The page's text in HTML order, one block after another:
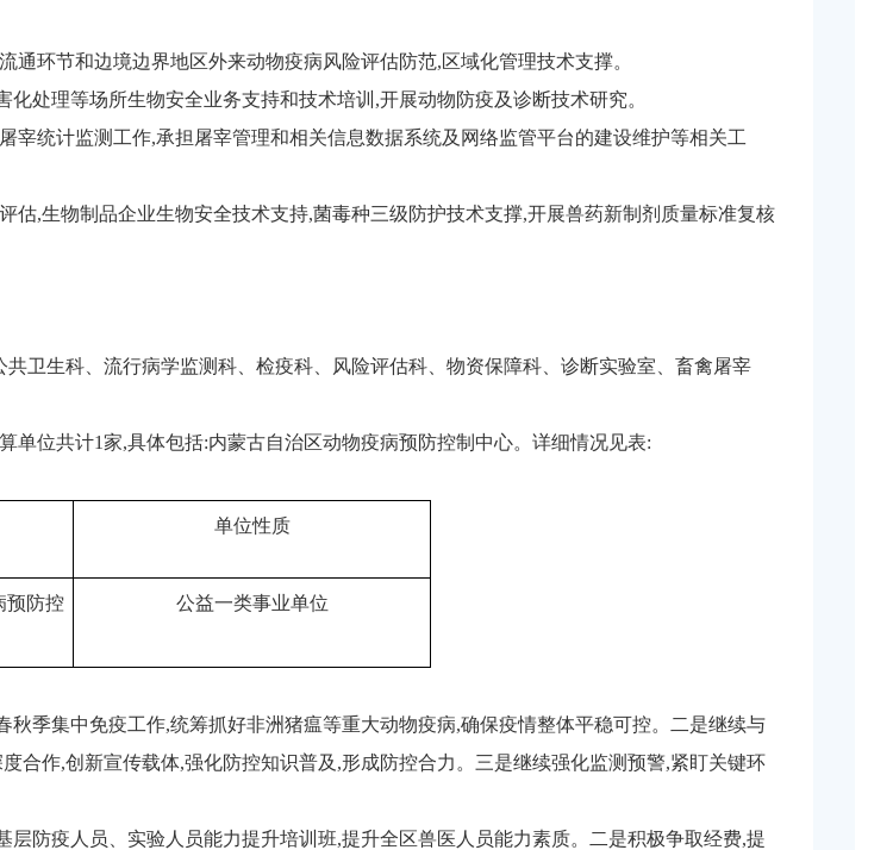
环节和边境边界地区外来动物疫病风险评估防范,区域化管理技术支撑。
处理等场所生物安全业务支持和技术培训,开展动物防疫及诊断技术研究。
宰统计监测工作,承担屠宰管理和相关信息数据系统及网络监管平台的建设维护等相关工
估,生物制品企业生物安全技术支持,菌毒种三级防护技术支撑,开展兽药新制剂质量标准复核
卫生科、流行病学监测科、检疫科、风险评估科、物资保障科、诊断实验室、畜禽屠宰
单位共计1家,具体包括:内蒙古自治区动物疫病预防控制中心。详细情况见表:
单位性质
预防控
公益一类事业单位
季集中免疫工作,统筹抓好非洲猪瘟等重大动物疫病,确保疫情整体平稳可控。二是继续与
合作,创新宣传载体,强化防控知识普及,形成防控合力。三是继续强化监测预警,紧盯关键环
防疫人员、实验人员能力提升培训班,提升全区兽医人员能力素质。二是积极争取经费,提